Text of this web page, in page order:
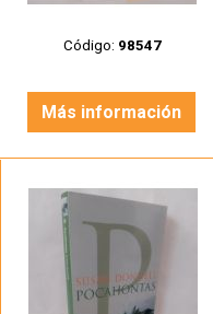
Código: 98547
Más información